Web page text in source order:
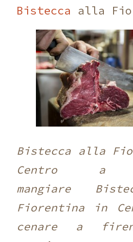
Bistecca alla
Bistecca alla
Centro a
mangiare
Fiorentina in
cenare a